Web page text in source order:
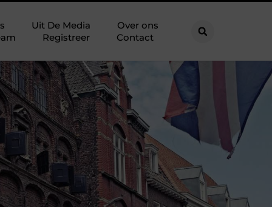
Uit De Media
Over ons
Registreer Contact